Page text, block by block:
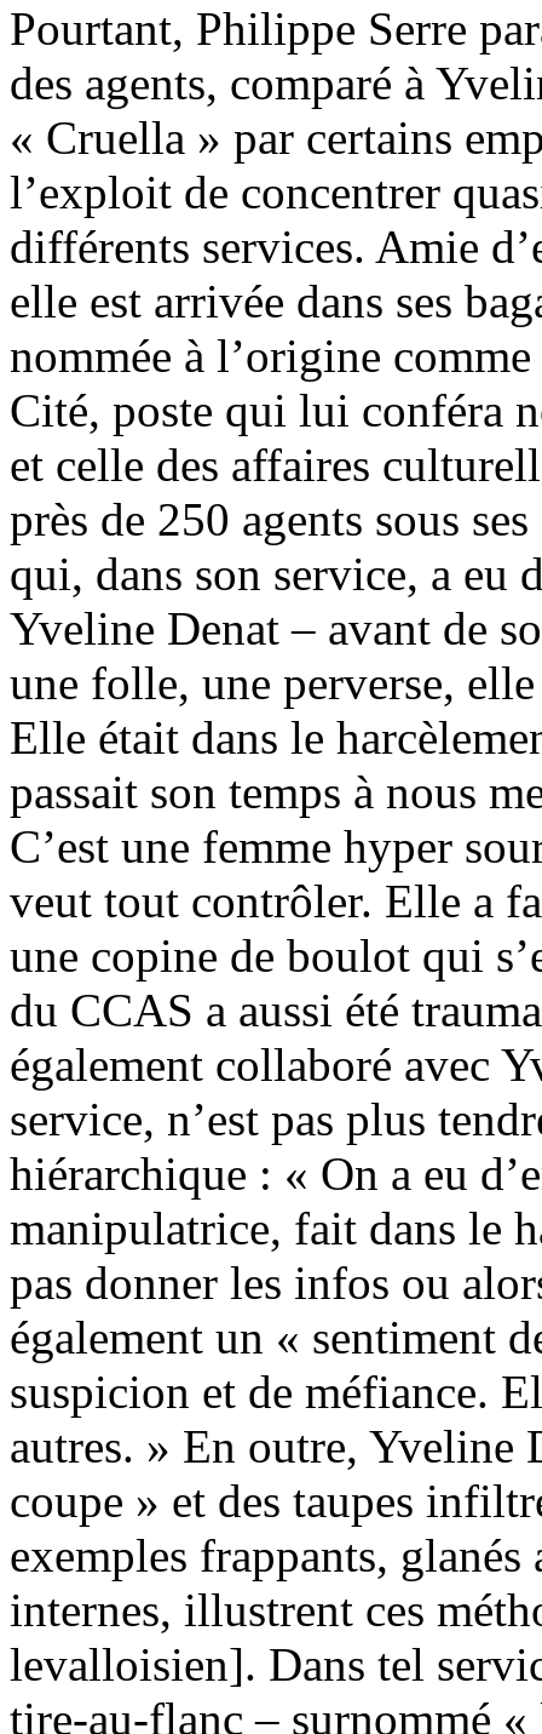
Pourtant, Philippe Serre
des agents, comparé à
« Cruella » par certains
l’exploit de concentrer
différents services. Amie
elle est arrivée dans ses
nommée à l’origine
Cité, poste qui lui conféra
et celle des affaires
près de 250 agents sous
qui, dans son service, a eu
Yveline Denat – avant de
une folle, une perverse,
Elle était dans le
passait son temps à nous
C’est une femme hyper
veut tout contrôler. Elle a
une copine de boulot qui
du CCAS a aussi été
également collaboré avec
service, n’est pas plus
hiérarchique : « On a eu
manipulatrice, fait dans le
pas donner les infos ou
également un « sentiment
suspicion et de méfiance.
autres. » En outre, Yveline
coupe » et des taupes
exemples frappants,
internes, illustrent ces
levalloisien]. Dans tel
tire-au-flanc – surnommé